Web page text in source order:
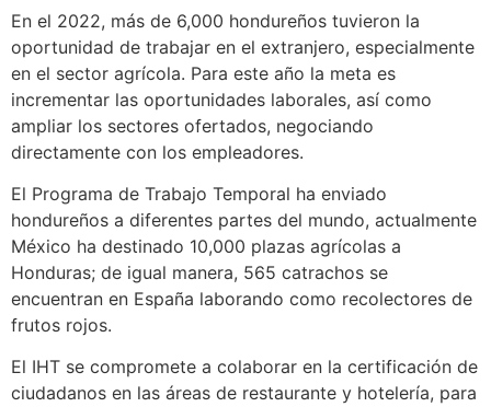
En el 2022, más de 6,000 hondureños tuvieron la
oportunidad de trabajar en el extranjero, especialmente
en el sector agrícola. Para este año la meta es
incrementar las oportunidades laborales, así como
ampliar los sectores ofertados, negociando
directamente con los empleadores.
El Programa de Trabajo Temporal ha enviado
hondureños a diferentes partes del mundo, actualmente
México ha destinado 10,000 plazas agrícolas a
Honduras; de igual manera, 565 catrachos se
encuentran en España laborando como recolectores de
frutos rojos.
El IHT se compromete a colaborar en la certificación de
ciudadanos en las áreas de restaurante y hotelería, para